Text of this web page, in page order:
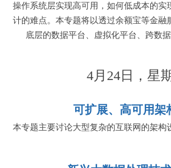
操作系统层实现高可用，如何低成本的实
计的难点。本专题将以透过余额宝等金融
底层的数据平台、虚拟化平台、跨数
4月24日，星
可扩展、高可用架
本专题主要讨论大型复杂的互联网的架构